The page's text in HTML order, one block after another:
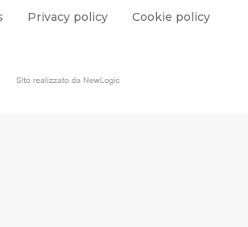
Privacy policy Cookie policy